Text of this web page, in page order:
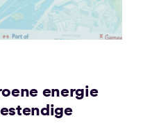
energie